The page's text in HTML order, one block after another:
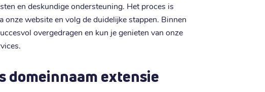
en deskundige ondersteuning. Het proces is
onze website en volg de duidelijke stappen. Binnen
overgedragen en kun je genieten van onze
domeinnaam extensie